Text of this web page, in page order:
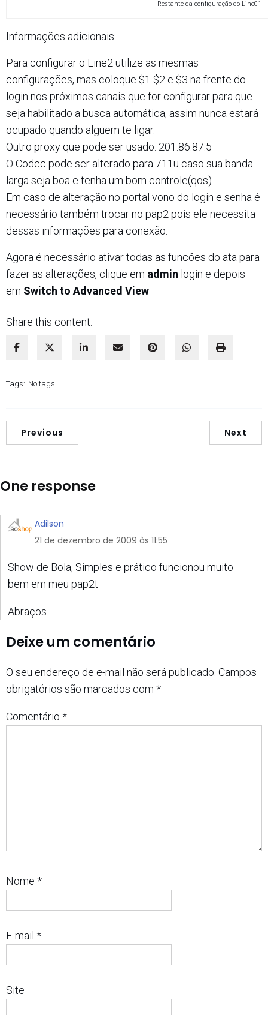
Restante da configuração do Line01
Informações adicionais:
Para configurar o Line2 utilize as mesmas
configurações, mas coloque $1 $2 e $3 na frente do
login nos próximos canais que for configurar para que
seja habilitado a busca automática, assim nunca estará
ocupado quando alguem te ligar.
Outro proxy que pode ser usado: 201.86.87.5
O Codec pode ser alterado para 711u caso sua banda
larga seja boa e tenha um bom controle(qos)
Em caso de alteração no portal vono do login e senha é
necessário também trocar no pap2 pois ele necessita
dessas informações para conexão.
Agora é necessário ativar todas as funcões do ata para
fazer as alterações, clique em admin login e depois
em Switch to Advanced View
Share this content:
Tags: No tags
Previous Next
One response
Adilson
21 de dezembro de 2009 às 11:55
Show de Bola, Simples e prático funcionou muito
bem em meu pap2t
Abraços
Deixe um comentário
O seu endereço de e-mail não será publicado. Campos
obrigatórios são marcados com *
Comentário *
Nome *
E-mail *
Site